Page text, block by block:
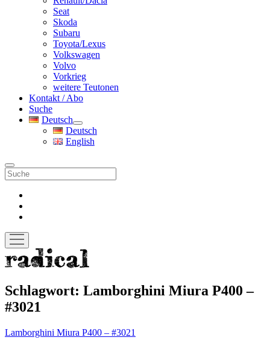
Seat
Skoda
Subaru
Toyota/Lexus
Volkswagen
Volvo
Vorkrieg
weitere Teutonen
Kontakt / Abo
Suche
Deutsch
Menü
öffnen
Deutsch
English
Suche
Menü
öffnen
radicalmag
Schlagwort: Lamborghini Miura P400 –
#3021
Lamborghini Miura P400 – #3021